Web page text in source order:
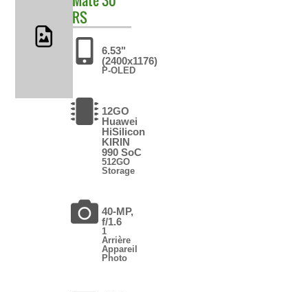
RS
6.53"
(2400x1176)
P-OLED
12GO
Huawei
HiSilicon
KIRIN
990 SoC
512GO
Storage
40-MP,
f/1.6
1
Arrière
Appareil
Photo